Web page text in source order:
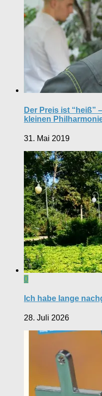
Der Preis ist “heiß”
kleinen
31. Mai 2019
0
Ich habe lange
28. Juli 2026